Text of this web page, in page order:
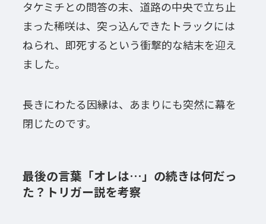
タケミチとの問答の末、道路の中央で立ち止
まった稀咲は、突っ込んできたトラックには
ねられ、即死するという衝撃的な結末を迎え
ました。
長きにわたる因縁は、あまりにも突然に幕を
閉じたのです。
最後の言葉「オレは…」の続きは何だっ
た？トリガー説を考察